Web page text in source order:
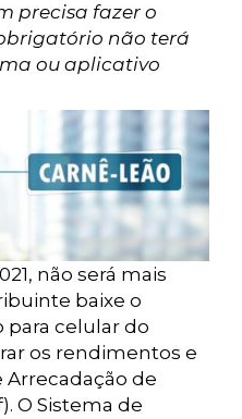
precisa fazer o
não terá
ou aplicativo
não será mais
baixe o
para celular do
os rendimentos e
de
O Sistema de